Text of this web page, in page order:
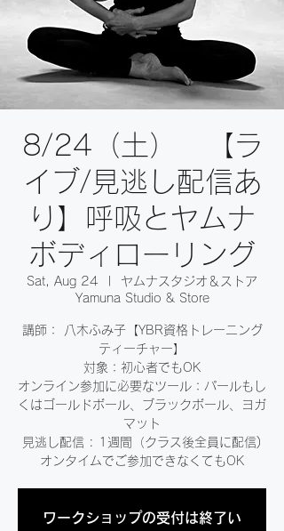
8/24（土） 【ラ
イブ/見逃し配信あ
り】呼吸とヤムナ
ボディローリング
Sat, Aug 24
ヤムナスタジオ＆ストア
Yamuna Studio & Store
講師： 八木ふみ子【YBR資格トレーニング
ティーチャー】
対象：初心者でもOK
オンライン参加に必要なツール：パールもし
くはゴールドボール、ブラックボール、ヨガ
マット
見逃し配信 : 1週間（クラス後全員に配信)
オンタイムでご参加できなくてもOK
ワークショップの受付は終了い